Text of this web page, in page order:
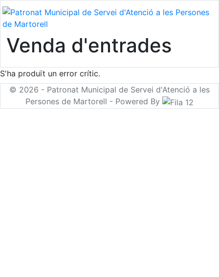
Venda d'entrades
S'ha produït un error crític.
© 2026 - Patronat Municipal de Servei d'Atenció a les
Persones de Martorell - Powered By